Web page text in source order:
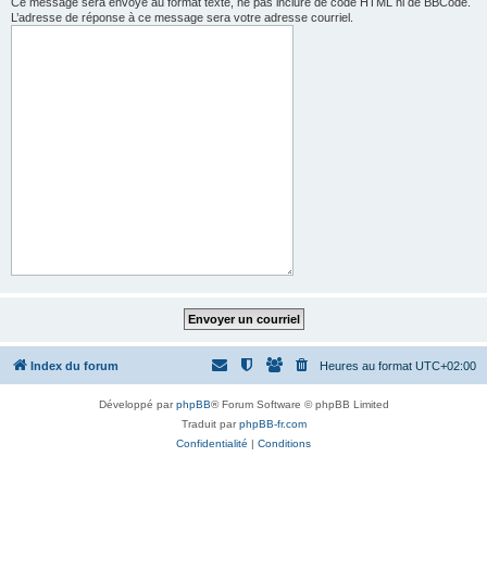
L’adresse de réponse à ce message sera votre adresse courriel.
Index du forum Heures au format UTC+02:00
Développé parphpBB® Forum Software © phpBB Limited
Traduit parphpBB-fr.com
Confidentialité | Conditions